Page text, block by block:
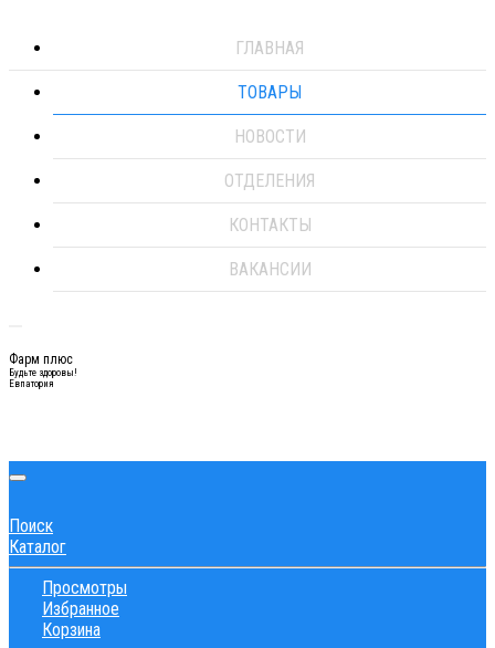
ГЛАВНАЯ
ТОВАРЫ
НОВОСТИ
ОТДЕЛЕНИЯ
КОНТАКТЫ
ВАКАНСИИ
Фарм плюс
Будьте здоровы!
Евпатория
Поиск
Каталог
Просмотры
Избранное
Корзина